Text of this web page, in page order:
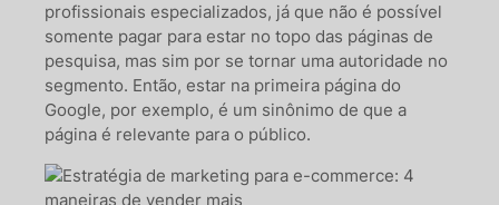
profissionais especializados, já que não é possível
somente pagar para estar no topo das páginas de
pesquisa, mas sim por se tornar uma autoridade no
segmento. Então, estar na primeira página do
Google, por exemplo, é um sinônimo de que a
página é relevante para o público.